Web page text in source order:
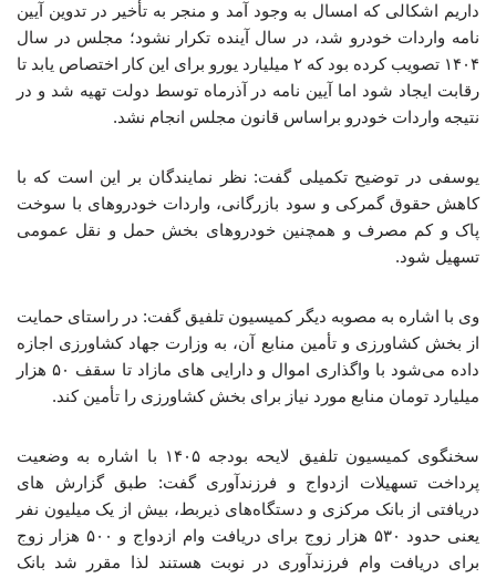
داریم اشکالی که امسال به وجود آمد و منجر به تأخیر در تدوین آیین
نامه واردات خودرو شد، در سال آینده تکرار نشود؛ مجلس در سال
۱۴۰۴ تصویب کرده بود که ۲ میلیارد یورو برای این کار اختصاص یابد تا
رقابت ایجاد شود اما آیین نامه در آذرماه توسط دولت تهیه شد و در
نتیجه واردات خودرو براساس قانون مجلس انجام نشد.
یوسفی در توضیح تکمیلی گفت: نظر نمایندگان بر این است که با
کاهش حقوق گمرکی و سود بازرگانی، واردات خودروهای با سوخت
پاک و کم مصرف و همچنین خودروهای بخش حمل و نقل عمومی
تسهیل شود.
وی با اشاره به مصوبه دیگر کمیسیون تلفیق گفت: در راستای حمایت
از بخش کشاورزی و تأمین منابع آن، به وزارت جهاد کشاورزی اجازه
داده می‌شود با واگذاری اموال و دارایی های مازاد تا سقف ۵۰ هزار
میلیارد تومان منابع مورد نیاز برای بخش کشاورزی را تأمین کند.
سخنگوی کمیسیون تلفیق لایحه بودجه ۱۴۰۵ با اشاره به وضعیت
پرداخت تسهیلات ازدواج و فرزندآوری گفت: طبق گزارش های
دریافتی از بانک مرکزی و دستگاه‌های ذیربط، بیش از یک میلیون نفر
یعنی حدود ۵۳۰ هزار زوج برای دریافت وام ازدواج و ۵۰۰ هزار زوج
برای دریافت وام فرزندآوری در نوبت هستند لذا مقرر شد بانک